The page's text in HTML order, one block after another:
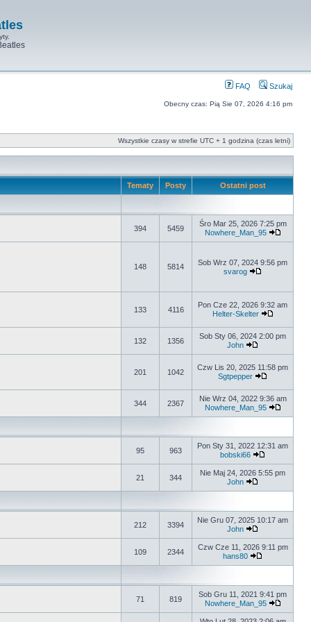
FAQ Szukaj
Obecny czas: Pią Sie 07, 2026 4:16 pm
Wszystkie czasy w strefie UTC + 1 godzina (czas letni)
Tematy Posty Ostatni post
394 5459
Śro Mar 25, 2026 7:25 pm
Nowhere_Man_95
148 5814
Sob Wrz 07, 2024 9:56 pm
svarog
133 4116
Pon Cze 22, 2026 9:32 am
Helter-Skelter
132 1356
Sob Sty 06, 2024 2:00 pm
John
201 1042
Czw Lis 20, 2025 11:58 pm
Sgtpepper
344 2367
Nie Wrz 04, 2022 9:36 am
Nowhere_Man_95
95 963
Pon Sty 31, 2022 12:31 am
bobski66
21 344
Nie Maj 24, 2026 5:55 pm
John
212 3394
Nie Gru 07, 2025 10:17 am
John
109 2344
Czw Cze 11, 2026 9:11 pm
hans80
71 819
Sob Gru 11, 2021 9:41 pm
Nowhere_Man_95